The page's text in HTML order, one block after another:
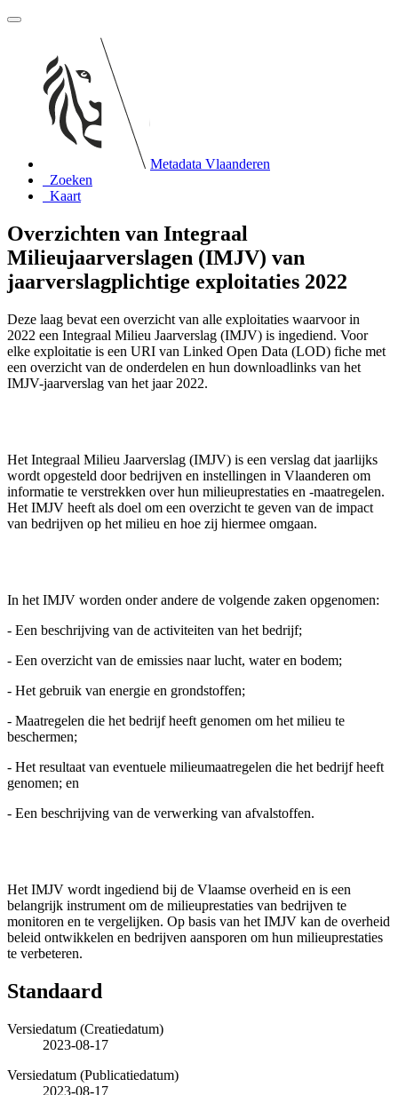
Metadata Vlaanderen
Zoeken
Kaart
Overzichten van Integraal
Milieujaarverslagen (IMJV) van
jaarverslagplichtige exploitaties 2022
Deze laag bevat een overzicht van alle exploitaties waarvoor in
2022 een Integraal Milieu Jaarverslag (IMJV) is ingediend. Voor
elke exploitatie is een URI van Linked Open Data (LOD) fiche met
een overzicht van de onderdelen en hun downloadlinks van het
IMJV-jaarverslag van het jaar 2022.
Het Integraal Milieu Jaarverslag (IMJV) is een verslag dat jaarlijks
wordt opgesteld door bedrijven en instellingen in Vlaanderen om
informatie te verstrekken over hun milieuprestaties en -maatregelen.
Het IMJV heeft als doel om een overzicht te geven van de impact
van bedrijven op het milieu en hoe zij hiermee omgaan.
In het IMJV worden onder andere de volgende zaken opgenomen:
- Een beschrijving van de activiteiten van het bedrijf;
- Een overzicht van de emissies naar lucht, water en bodem;
- Het gebruik van energie en grondstoffen;
- Maatregelen die het bedrijf heeft genomen om het milieu te
beschermen;
- Het resultaat van eventuele milieumaatregelen die het bedrijf heeft
genomen; en
- Een beschrijving van de verwerking van afvalstoffen.
Het IMJV wordt ingediend bij de Vlaamse overheid en is een
belangrijk instrument om de milieuprestaties van bedrijven te
monitoren en te vergelijken. Op basis van het IMJV kan de overheid
beleid ontwikkelen en bedrijven aansporen om hun milieuprestaties
te verbeteren.
Standaard
Versiedatum (Creatiedatum)
2023-08-17
Versiedatum (Publicatiedatum)
2023-08-17